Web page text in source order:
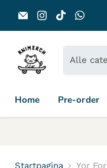
Email Animerch
Vind ons op
Vind ons
Alle
Home Pre-order
Startpagina Yor